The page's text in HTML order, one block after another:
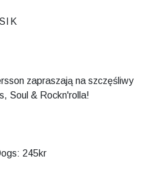
zapraszają na szczęśliwy
Soul & Rockn'rolla!
245kr